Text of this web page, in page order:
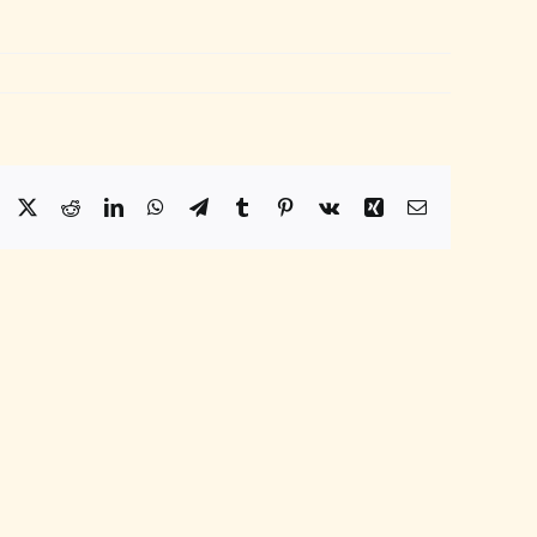
Facebook
X RedditLinkedInWhatsApp
TelegramTumblr Pinterest
Vk Xing Email